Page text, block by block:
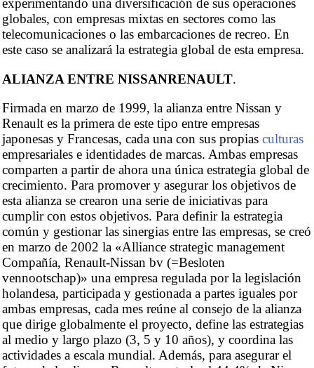
experimentando una diversificación de sus operaciones
globales, con empresas mixtas en sectores como las
telecomunicaciones o las embarcaciones de recreo. En
este caso se analizará la estrategia global de esta empresa.
ALIANZA ENTRE NISSANRENAULT.
Firmada en marzo de 1999, la alianza entre Nissan y
Renault es la primera de este tipo entre empresas
japonesas y Francesas, cada una con sus propias culturas
empresariales e identidades de marcas. Ambas empresas
comparten a partir de ahora una única estrategia global de
crecimiento. Para promover y asegurar los objetivos de
esta alianza se crearon una serie de iniciativas para
cumplir con estos objetivos. Para definir la estrategia
común y gestionar las sinergias entre las empresas, se creó
en marzo de 2002 la «Alliance strategic management
Compañía, Renault-Nissan bv (=Besloten
vennootschap)» una empresa regulada por la legislación
holandesa, participada y gestionada a partes iguales por
ambas empresas, cada mes reúne al consejo de la alianza
que dirige globalmente el proyecto, define las estrategias
al medio y largo plazo (3, 5 y 10 años), y coordina las
actividades a escala mundial. Además, para asegurar el